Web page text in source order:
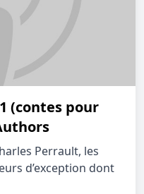
(contes pour
Perrault, les
d’exception dont